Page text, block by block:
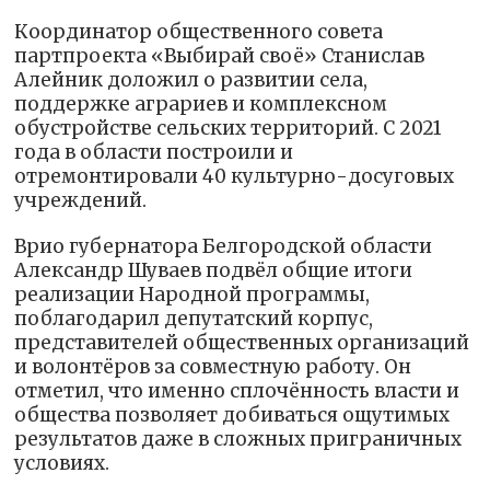
Координатор общественного совета
партпроекта «Выбирай своё» Станислав
Алейник доложил о развитии села,
поддержке аграриев и комплексном
обустройстве сельских территорий. С 2021
года в области построили и
отремонтировали 40 культурно-досуговых
учреждений.
Врио губернатора Белгородской области
Александр Шуваев подвёл общие итоги
реализации Народной программы,
поблагодарил депутатский корпус,
представителей общественных организаций
и волонтёров за совместную работу. Он
отметил, что именно сплочённость власти и
общества позволяет добиваться ощутимых
результатов даже в сложных приграничных
условиях.